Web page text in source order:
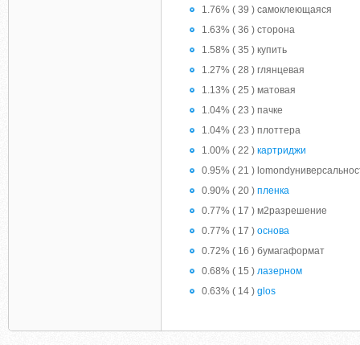
1.76% ( 39 ) самоклеющаяся
1.63% ( 36 ) сторона
1.58% ( 35 ) купить
1.27% ( 28 ) глянцевая
1.13% ( 25 ) матовая
1.04% ( 23 ) пачке
1.04% ( 23 ) плоттера
1.00% ( 22 ) картриджи
0.95% ( 21 )
0.90% ( 20 ) пленка
0.77% ( 17 ) м2разрешение
0.77% ( 17 ) основа
0.72% ( 16 ) бумагаформат
0.68% ( 15 ) лазерном
0.63% ( 14 ) glos